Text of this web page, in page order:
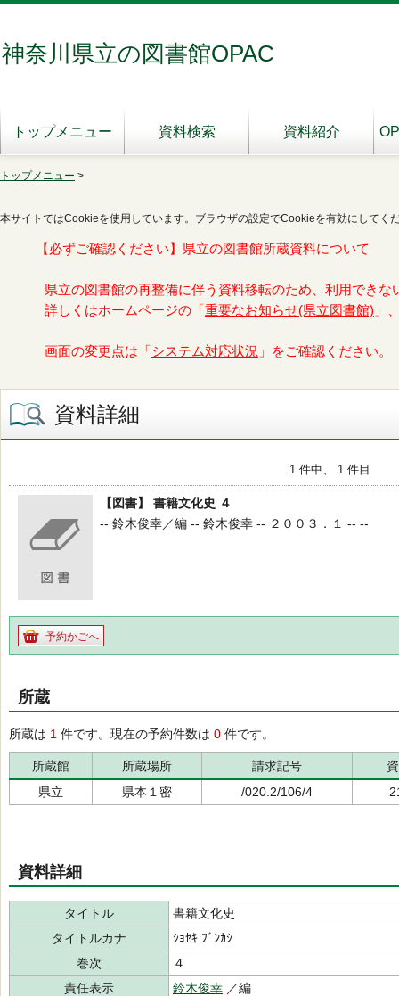
神奈川県立の図書館OPAC
トップメニュー 資料検索 資料紹介
トップメニュー >
本サイトではCookieを使用しています。ブラウザの設定でCookieを有効にしてく
【必ずご確認ください】県立の図書館所蔵資料について
県立の図書館の再整備に伴う資料移転のため、利用できな
詳しくはホームページの「 重要なお知らせ(県立図書館) 」
画面の変更点は「 システム対応状況 」をご確認ください。
資料詳細
1 件中、 1 件目
【図書】 書籍文化史 ４
-- 鈴木俊幸／編 -- 鈴木俊幸 -- ２００３．１ -- --
予約かごへ
所蔵
所蔵は 1 件です。現在の予約件数は 0 件です。
所蔵館 所蔵場所 請求記号
県立
県本１密 /020.2/106/4
資料詳細
タイトル
書籍文化史
タイトルカナ
ｼｮｾｷ ﾌﾞﾝｶｼ
巻次
４
責任表示
鈴木俊幸 ／編